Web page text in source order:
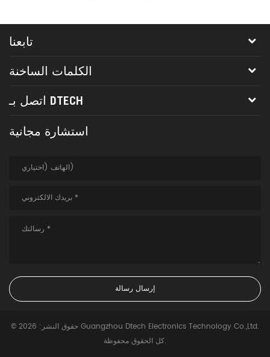
تابعنا
الكلمات الساخنة
اتصل بـ DTECH
استشارة مجانية
© حقوق النشر: 2026 Guangzhou Dtech Electronics Technology Co.,Ltd.
كل الحقوق محفوظة.